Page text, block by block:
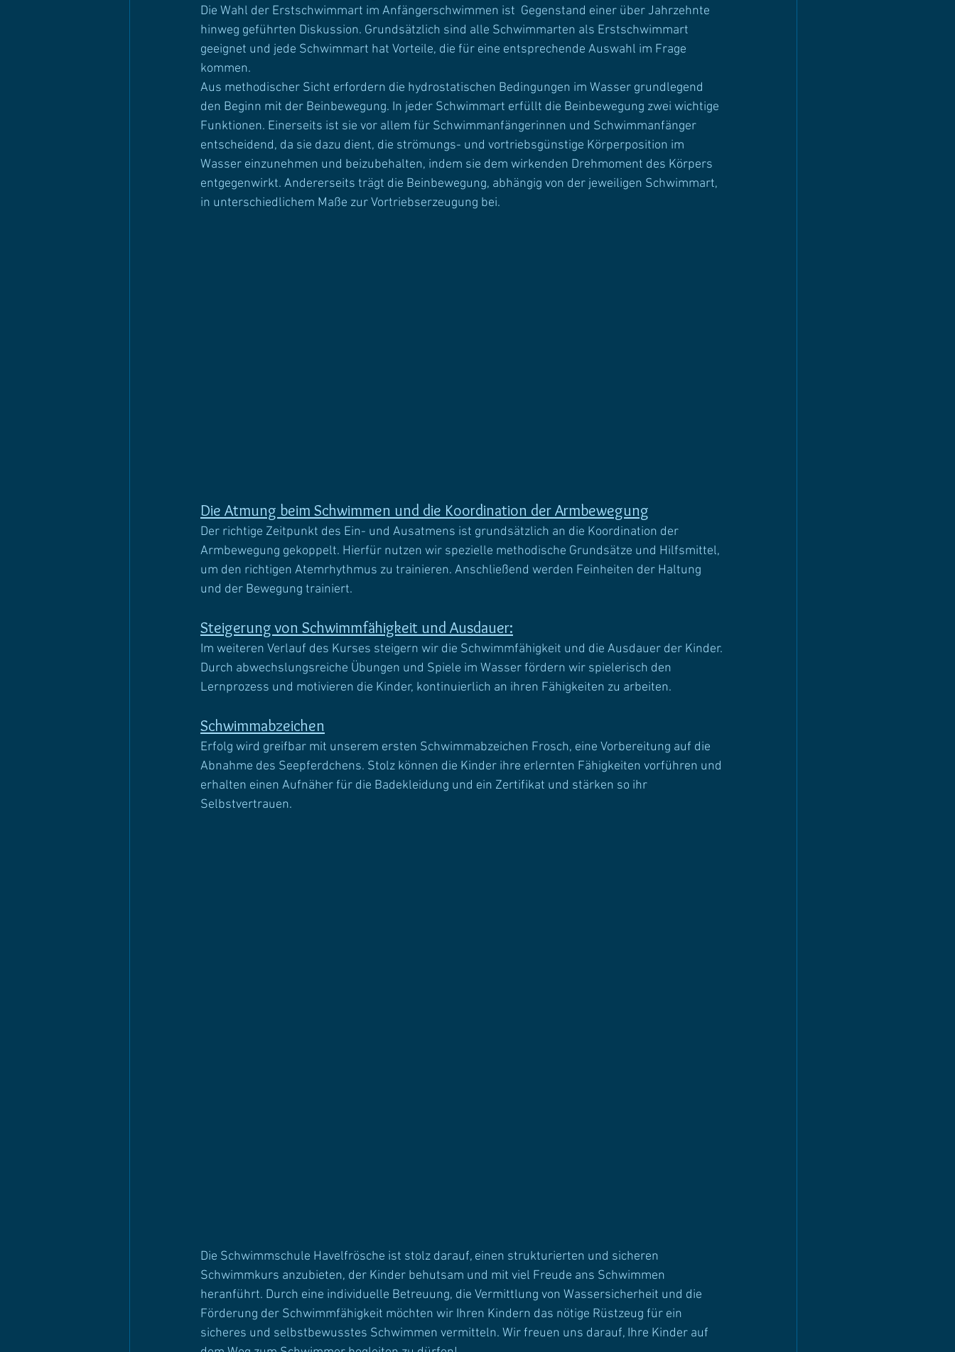
Die Wahl der Erstschwimmart im Anfängerschwimmen ist  Gegenstand einer über Jahrzehnte
hinweg geführten Diskussion. Grundsätzlich sind alle Schwimmarten als Erstschwimmart
geeignet und jede Schwimmart hat Vorteile, die für eine entsprechende Auswahl im Frage
kommen.
Aus methodischer Sicht erfordern die hydrostatischen Bedingungen im Wasser grundlegend
den Beginn mit der Beinbewegung. In jeder Schwimmart erfüllt die Beinbewegung zwei wichtige
Funktionen. Einerseits ist sie vor allem für Schwimmanfängerinnen und Schwimmanfänger
entscheidend, da sie dazu dient, die strömungs- und vortriebsgünstige Körperposition im
Wasser einzunehmen und beizubehalten, indem sie dem wirkenden Drehmoment des Körpers
entgegenwirkt. Andererseits trägt die Beinbewegung, abhängig von der jeweiligen Schwimmart,
in unterschiedlichem Maße zur Vortriebserzeugung bei.
Die Atmung beim Schwimmen und die Koordination der Armbewegung
Der richtige Zeitpunkt des Ein- und Ausatmens ist grundsätzlich an die Koordination der
Armbewegung gekoppelt. Hierfür nutzen wir spezielle methodische Grundsätze und Hilfsmittel,
um den richtigen Atemrhythmus zu trainieren. Anschließend werden Feinheiten der Haltung
und der Bewegung trainiert.
Steigerung von Schwimmfähigkeit und Ausdauer:
Im weiteren Verlauf des Kurses steigern wir die Schwimmfähigkeit und die Ausdauer der Kinder.
Durch abwechslungsreiche Übungen und Spiele im Wasser fördern wir spielerisch den
Lernprozess und motivieren die Kinder, kontinuierlich an ihren Fähigkeiten zu arbeiten.
Schwimmabzeichen
Erfolg wird greifbar mit unserem ersten Schwimmabzeichen Frosch, eine Vorbereitung auf die
Abnahme des Seepferdchens. Stolz können die Kinder ihre erlernten Fähigkeiten vorführen und
erhalten einen Aufnäher für die Badekleidung und ein Zertifikat und stärken so ihr
Selbstvertrauen.
Die Schwimmschule Havelfrösche ist stolz darauf, einen strukturierten und sicheren
Schwimmkurs anzubieten, der Kinder behutsam und mit viel Freude ans Schwimmen
heranführt. Durch eine individuelle Betreuung, die Vermittlung von Wassersicherheit und die
Förderung der Schwimmfähigkeit möchten wir Ihren Kindern das nötige Rüstzeug für ein
sicheres und selbstbewusstes Schwimmen vermitteln. Wir freuen uns darauf, Ihre Kinder auf